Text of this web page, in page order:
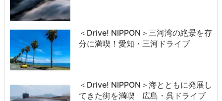
＜Drive! NIPPON＞三河湾の絶景を存
分に満喫！愛知・三河ドライブ
＜Drive! NIPPON＞海とともに発展し
てきた街を満喫 広島・呉ドライブ